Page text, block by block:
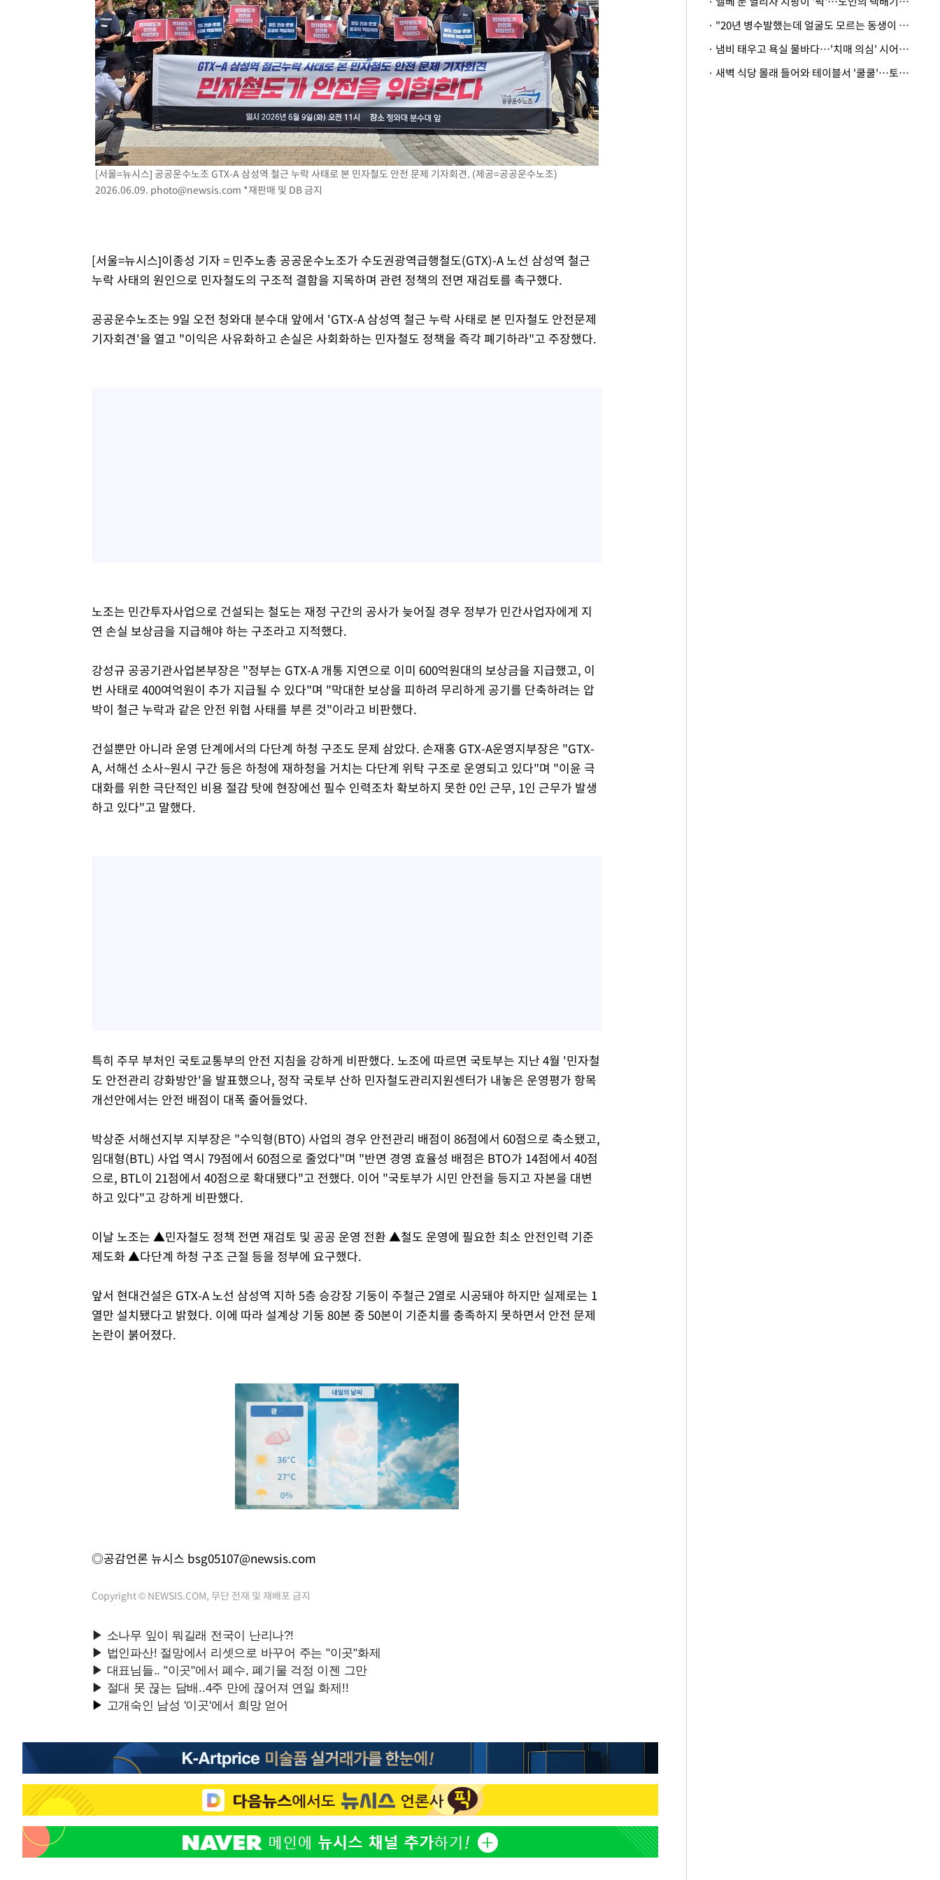
[서울=뉴시스] 공공운수노조 GTX-A 삼성역 철근 누락 사태로 본 민자철도 안전 문제 기자회견. (제공=공공운수노조)
2026.06.09. photo@newsis.com *재판매 및 DB 금지
[서울=뉴시스]이종성 기자 = 민주노총 공공운수노조가 수도권광역급행철도(GTX)-A 노선 삼성역 철근
누락 사태의 원인으로 민자철도의 구조적 결함을 지목하며 관련 정책의 전면 재검토를 촉구했다.
공공운수노조는 9일 오전 청와대 분수대 앞에서 'GTX-A 삼성역 철근 누락 사태로 본 민자철도 안전문제
기자회견'을 열고 "이익은 사유화하고 손실은 사회화하는 민자철도 정책을 즉각 폐기하라"고 주장했다.
노조는 민간투자사업으로 건설되는 철도는 재정 구간의 공사가 늦어질 경우 정부가 민간사업자에게 지
연 손실 보상금을 지급해야 하는 구조라고 지적했다.
강성규 공공기관사업본부장은 "정부는 GTX-A 개통 지연으로 이미 600억원대의 보상금을 지급했고, 이
번 사태로 400여억원이 추가 지급될 수 있다"며 "막대한 보상을 피하려 무리하게 공기를 단축하려는 압
박이 철근 누락과 같은 안전 위협 사태를 부른 것"이라고 비판했다.
건설뿐만 아니라 운영 단계에서의 다단계 하청 구조도 문제 삼았다. 손재홍 GTX-A운영지부장은 "GTX-
A, 서해선 소사~원시 구간 등은 하청에 재하청을 거치는 다단계 위탁 구조로 운영되고 있다"며 "이윤 극
대화를 위한 극단적인 비용 절감 탓에 현장에선 필수 인력조차 확보하지 못한 0인 근무, 1인 근무가 발생
하고 있다"고 말했다.
특히 주무 부처인 국토교통부의 안전 지침을 강하게 비판했다. 노조에 따르면 국토부는 지난 4월 '민자철
도 안전관리 강화방안'을 발표했으나, 정작 국토부 산하 민자철도관리지원센터가 내놓은 운영평가 항목
개선안에서는 안전 배점이 대폭 줄어들었다.
박상준 서해선지부 지부장은 "수익형(BTO) 사업의 경우 안전관리 배점이 86점에서 60점으로 축소됐고,
임대형(BTL) 사업 역시 79점에서 60점으로 줄었다"며 "반면 경영 효율성 배점은 BTO가 14점에서 40점
으로, BTL이 21점에서 40점으로 확대됐다"고 전했다. 이어 "국토부가 시민 안전을 등지고 자본을 대변
하고 있다"고 강하게 비판했다.
이날 노조는 ▲민자철도 정책 전면 재검토 및 공공 운영 전환 ▲철도 운영에 필요한 최소 안전인력 기준
제도화 ▲다단계 하청 구조 근절 등을 정부에 요구했다.
앞서 현대건설은 GTX-A 노선 삼성역 지하 5층 승강장 기둥이 주철근 2열로 시공돼야 하지만 실제로는 1
열만 설치됐다고 밝혔다. 이에 따라 설계상 기둥 80본 중 50본이 기준치를 충족하지 못하면서 안전 문제
논란이 붉어졌다.
◎공감언론 뉴시스 bsg05107@newsis.com
Copyright © NEWSIS.COM, 무단 전재 및 재배포 금지
· "20년 병수발했는데 얼굴도 모르는 동생이 유산 절반을"…배다른 형제 상속권 있을까
· 냄비 태우고 욕실 물바다…'치매 의심' 시어머니 검사 권유했다가 '날벼락'
· 새벽 식당 몰래 들어와 테이블서 '쿨쿨'…토사물 남기고 사라진 남성